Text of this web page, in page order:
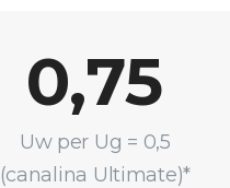
0,75
Uw per Ug = 0,5
(canalina Ultimate)*